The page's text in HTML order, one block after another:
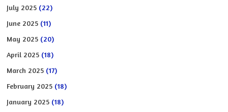
July 2025 (22)
June 2025 (11)
May 2025 (20)
April 2025 (18)
March 2025 (17)
February 2025 (18)
January 2025 (18)